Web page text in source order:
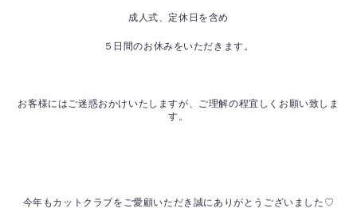
成人式、定休日を含め
５日間のお休みをいただきます。
お客様にはご迷惑おかけいたしますが、ご理解の程宜しくお願い致しま
す。
今年もカットクラブをご愛顧いただき誠にありがとうございました♡